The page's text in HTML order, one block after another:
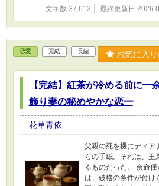
文字数 37,612 最終更新日
恋愛 完結 長編 お気に入
【完結】紅茶が冷める前に━
飾り妻の秘めやかな恋━
花草青依
父親の死を機にディア
らの手紙。それは、王
るものだった。 余命
は、破格の条件が付け